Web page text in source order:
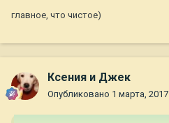
главное, что чистое)
Ксения и Джек
Опубликовано 1 марта, 2017